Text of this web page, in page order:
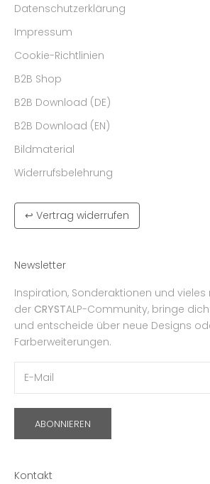
Datenschutzerklärung
Impressum
Cookie-Richtlinien
B2B Shop
B2B Download (DE)
B2B Download (EN)
Bildmaterial
Widerrufsbelehrung
↩ Vertrag widerrufen
Newsletter
Inspiration, Sonderaktionen und vieles
der CRYSTALP-Community, bringe
und entscheide über neue Designs
Farberweiterungen.
ABONNIEREN
Kontakt